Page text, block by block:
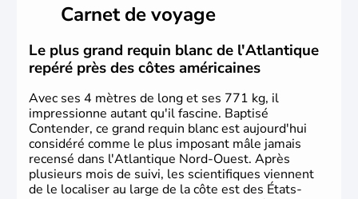
Plusieurs populations se sont succédées avant l'arrivée
des européens, suite à la découverte du continent par
Christophe Colomb en 1492. Les 13 colonies
britanniques proclament la Déclaration d'indépendance
en 1776 et adoptent leur première constitution en 1787.
La conquête de l'Ouest marque ensuite l'entrée dans une
phase de développement intense.
Carnet de voyage
Le plus grand requin blanc de l'Atlantique
repéré près des côtes américaines
Avec ses 4 mètres de long et ses 771 kg, il
impressionne autant qu'il fascine. Baptisé
Contender, ce grand requin blanc est aujourd'hui
considéré comme le plus imposant mâle jamais
recensé dans l'Atlantique Nord-Ouest. Après
plusieurs mois de suivi, les scientifiques viennent
de le localiser au large de la côte est des États-